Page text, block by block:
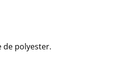
polyester.